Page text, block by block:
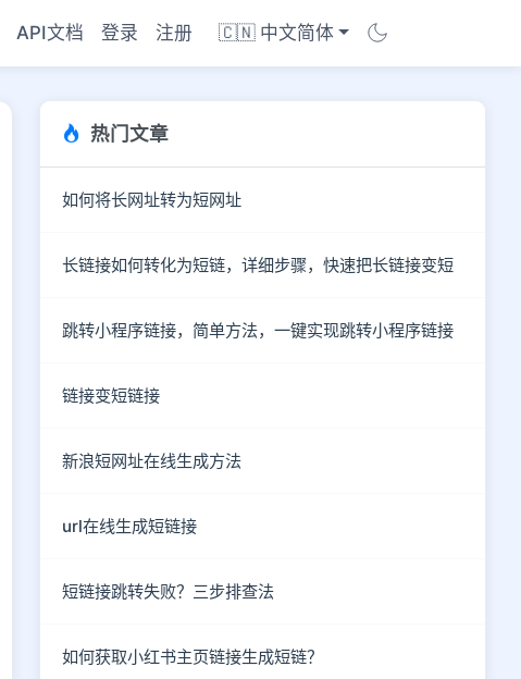
API文档 登录 注册 🇨🇳 中文简体
热门文章
如何将长网址转为短网址
长链接如何转化为短链，详细步骤，快速把长链接变短
跳转小程序链接，简单方法，一键实现跳转小程序链接
链接变短链接
新浪短网址在线生成方法
url在线生成短链接
短链接跳转失败？三步排查法
如何获取小红书主页链接生成短链？